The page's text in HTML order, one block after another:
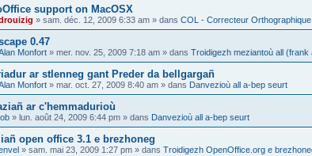
support on MacOSX
» sam. déc. 12, 2009 6:33 am » dans COL - Correcteur
0.47
Monfort » mer. nov. 25, 2009 7:18 am » dans Troidigezh meziantoù all
ar stlenneg gant Preder da bellgargañ
Monfort » mar. oct. 27, 2009 8:40 am » dans Danvezioù all a-bep seurt
ar c'hemmadurioù
» lun. août 24, 2009 6:44 pm » dans Danvezioù all a-bep seurt
open office 3.1 e brezhoneg
» sam. mai 23, 2009 1:27 pm » dans Troidigezh OpenOffice.org e